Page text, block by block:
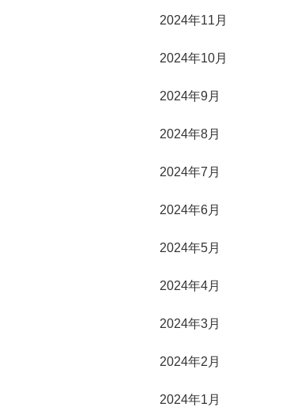
2024年11月
2024年10月
2024年9月
2024年8月
2024年7月
2024年6月
2024年5月
2024年4月
2024年3月
2024年2月
2024年1月